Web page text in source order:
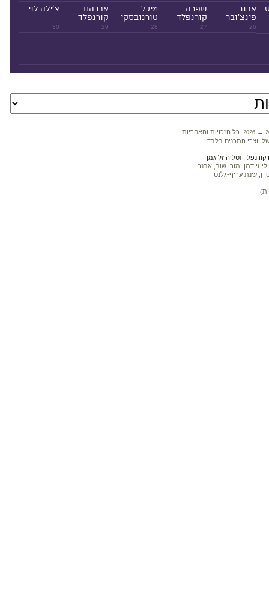
26
אבנר
פינצ'ובר
27
שפרה
קורנפלד
28
מיכל
טורנובסקי
29
אברהם
קורנפלד
30
צ'ילה לוי
2026 ←
. כל הזכויות והאחריות
יוצרי התכנים בלבד.
וטליה זליגמן
זיידמן, מורן שוב, אבנר
עינת עריף-גלנטי